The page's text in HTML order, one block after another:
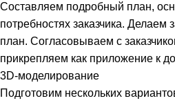
Составляем подробный план,
потребностях заказчика. Делаем
план. Согласовываем с
прикрепляем как приложение к
3D-моделирование
Подготовим нескольких